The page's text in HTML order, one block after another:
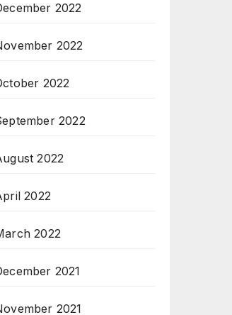
2022
2022
2022
2022
2022
2022
2022
2021
2021